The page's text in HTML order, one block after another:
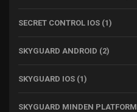
SECRET CONTROL IOS (1)
SKYGUARD ANDROID (2)
SKYGUARD IOS (1)
SKYGUARD MINDEN PLATFORM